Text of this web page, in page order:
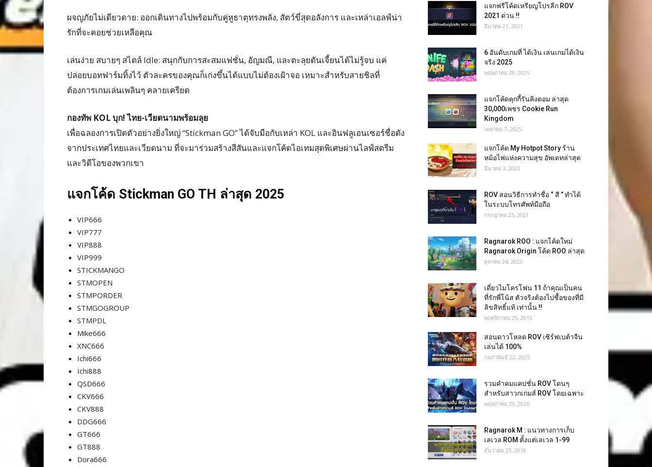
ผจญภัยไม่เดียวดาย: ออกเดินทางไปพร้อมกับคู่หูธาตุทรงพลัง, สัตว์ขี่สุดอลังการ และเหล่าเอลฟ์น่า
รักที่จะคอยช่วยเหลือคุณ
เล่นง่าย สบายๆ สไตล์ Idle: สนุกกับการสะสมแฟชั่น, อัญมณี, และตะลุยดันเจี้ยนได้ไม่รู้จบ แค่
ปล่อยบอทฟาร์มทิ้งไว้ ตัวละครของคุณก็เก่งขึ้นได้แบบไม่ต้องเฝ้าจอ เหมาะสำหรับสายชิลที่
ต้องการเกมเล่นเพลินๆ คลายเครียด
กองทัพ KOL บุก! ไทย-เวียดนามพร้อมลุย
เพื่อฉลองการเปิดตัวอย่างยิ่งใหญ่ “Stickman GO” ได้จับมือกับเหล่า KOL และอินฟลูเอนเซอร์ชื่อดัง
จากประเทศไทยและเวียดนาม ที่จะมาร่วมสร้างสีสันและแจกโค้ดไอเทมสุดพิเศษผ่านไลฟ์สตรีม
และวิดีโอของพวกเขา
แจกโค้ด Stickman GO TH ล่าสุด 2025
VIP666
VIP777
VIP888
VIP999
STICKMANGO
STMOPEN
STMPORDER
STMGOGROUP
STMPDL
Mike666
XNC666
Ichi666
Ichi888
QSD666
CKV666
CKV888
DDG666
GT666
GT888
Dora666
แจกฟรีโค้ดเหรียญโปรลีก ROV
2021 ด่วน !!
มีนาคม 21, 2021
6 อันดับเกมที่ ได้เงิน เล่นเกมได้เงิน
จริง 2025
พฤษภาคม 28, 2025
แจกโค้ดคุกกี้รันคิงดอม ล่าสุด
30,000เพชร Cookie Run
Kingdom
เมษายน 7, 2025
แจกโค้ด My Hotpot Story ร้าน
หม้อไฟแห่งความสุข อัพเดทล่าสุด
มีนาคม 3, 2023
ROV สอนวิธีการทำชื่อ “ สี ” ทำได้
ในระบบโทรศัพท์มือถือ
กรกฎาคม 25, 2021
Ragnarok ROO : แจกโค้ดใหม่
Ragnarok Origin โค้ด ROO ล่าสุด
ตุลาคม 24, 2023
เดี่ยวไมโครโฟน 11 ถ้าคุณเป็นคน
ที่รักพี่โน้ส ตัวจริงต้องไปชื้อของที่มี
ลิขสิทธิ์แท้ เท่านั้น !!
พฤศจิกายน 25, 2015
สอนดาวโหลด ROV เซิร์ฟเบต้าจีน
เล่นได้ 100%
กุมภาพันธ์ 22, 2025
รวมคำคมแคปชั่น ROV โดนๆ
สำหรับสาวกเกมส์ ROV โดยเฉพาะ
พฤษภาคม 29, 2026
Ragnarok M : แนวทางการเก็บ
เลเวล ROM ตั้งแต่เลเวล 1-99
ธันวาคม 23, 2018